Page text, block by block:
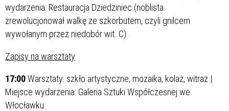
wydarzenia: Restauracja Dziedziniec (noblista
zrewolucjonował walkę ze szkorbutem, czyli gnilcem
wywołanym przez niedobór wit. C).
Zapisy na warsztaty
17:00Warsztaty: szkło artystyczne, mozaika, kolaż, witraż |
Miejsce wydarzenia: Galeria Sztuki Współczesnej we
Włocławku